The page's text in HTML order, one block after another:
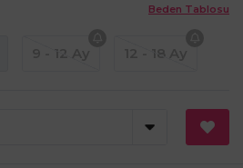
Beden Tablosu